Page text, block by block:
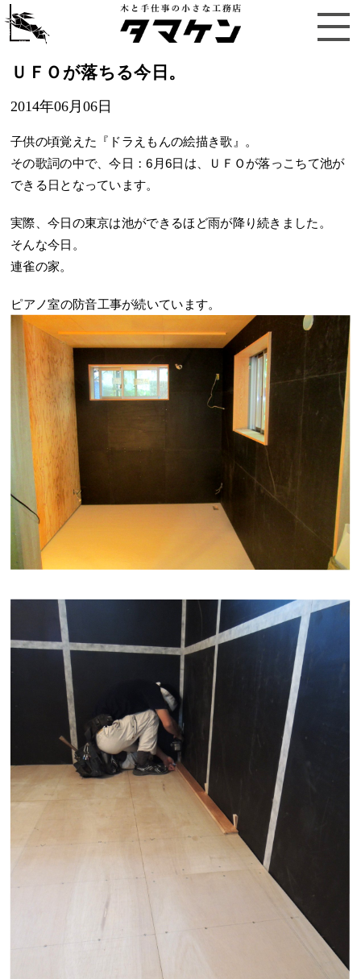
ＵＦＯが落ちる今日。
2014年06月06日
子供の頃覚えた『ドラえもんの絵描き歌』。
その歌詞の中で、今日：6月6日は、ＵＦＯが落っこちて池が
できる日となっています。
実際、今日の東京は池ができるほど雨が降り続きました。
そんな今日。
連雀の家。
ピアノ室の防音工事が続いています。